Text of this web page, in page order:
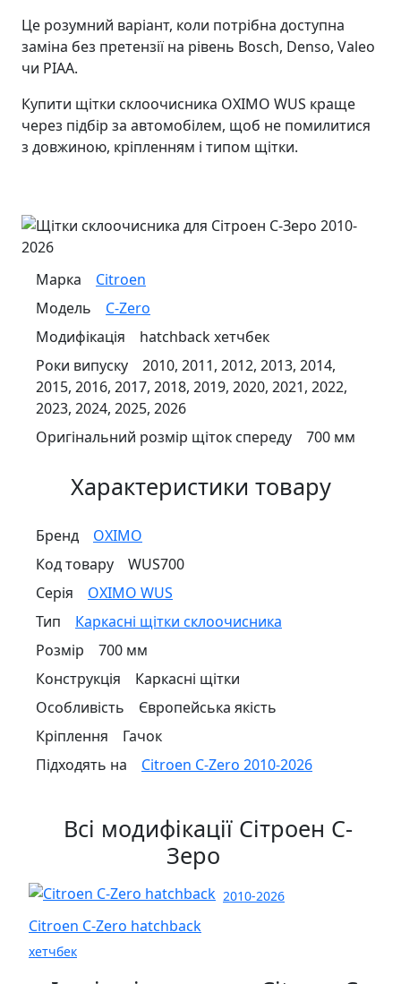
Це розумний варіант, коли потрібна доступна
заміна без претензії на рівень Bosch, Denso, Valeo
чи PIAA.
Купити щітки склоочисника OXIMO WUS краще
через підбір за автомобілем, щоб не помилитися
з довжиною, кріпленням і типом щітки.
Марка
Citroen
Модель
C-Zero
Модифікація
hatchback хетчбек
Роки випуску
2010, 2011, 2012, 2013, 2014,
2015, 2016, 2017, 2018, 2019, 2020, 2021, 2022,
2023, 2024, 2025, 2026
Оригінальний розмір щіток спереду
700 мм
Характеристики товару
Бренд
OXIMO
Код товару
WUS700
Серія
OXIMO WUS
Тип
Каркасні щітки склоочисника
Розмір
700 мм
Конструкція
Каркасні щітки
Особливість
Європейська якість
Кріплення
Гачок
Підходять на
Citroen C-Zero 2010-2026
Всі модифікації Сітроен С-
Зеро
2010-2026
Citroen C-Zero hatchback
хетчбек